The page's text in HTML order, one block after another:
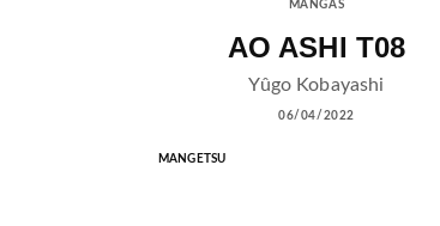
MANGAS
AO ASHI T08
Yûgo Kobayashi
06/04/2022
MANGETSU